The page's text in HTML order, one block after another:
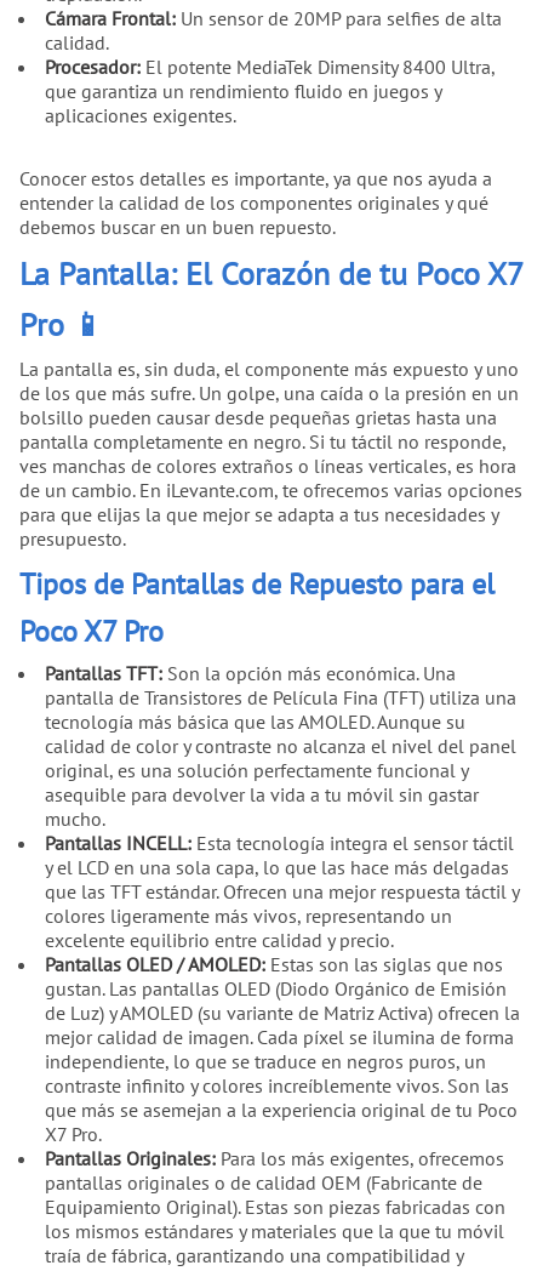
Cámara Frontal:Un sensor de 20MP para selfies de alta
calidad.
Procesador:El potente MediaTek Dimensity 8400 Ultra,
que garantiza un rendimiento fluido en juegos y
aplicaciones exigentes.
Conocer estos detalles es importante, ya que nos ayuda a
entender la calidad de los componentes originales y qué
debemos buscar en un buen repuesto.
La Pantalla: El Corazón de tu Poco X7
Pro 📱
La pantalla es, sin duda, el componente más expuesto y uno
de los que más sufre. Un golpe, una caída o la presión en un
bolsillo pueden causar desde pequeñas grietas hasta una
pantalla completamente en negro. Si tu táctil no responde,
ves manchas de colores extraños o líneas verticales, es hora
de un cambio. En iLevante.com, te ofrecemos varias opciones
para que elijas la que mejor se adapta a tus necesidades y
presupuesto.
Tipos de Pantallas de Repuesto para el
Poco X7 Pro
Pantallas TFT:Son la opción más económica. Una
pantalla de Transistores de Película Fina (TFT) utiliza una
tecnología más básica que las AMOLED. Aunque su
calidad de color y contraste no alcanza el nivel del panel
original, es una solución perfectamente funcional y
asequible para devolver la vida a tu móvil sin gastar
mucho.
Pantallas INCELL:Esta tecnología integra el sensor táctil
y el LCD en una sola capa, lo que las hace más delgadas
que las TFT estándar. Ofrecen una mejor respuesta táctil y
colores ligeramente más vivos, representando un
excelente equilibrio entre calidad y precio.
Pantallas OLED / AMOLED:Estas son las siglas que nos
gustan. Las pantallas OLED (Diodo Orgánico de Emisión
de Luz) y AMOLED (su variante de Matriz Activa) ofrecen la
mejor calidad de imagen. Cada píxel se ilumina de forma
independiente, lo que se traduce en negros puros, un
contraste infinito y colores increíblemente vivos. Son las
que más se asemejan a la experiencia original de tu Poco
X7 Pro.
Pantallas Originales:Para los más exigentes, ofrecemos
pantallas originales o de calidad OEM (Fabricante de
Equipamiento Original). Estas son piezas fabricadas con
los mismos estándares y materiales que la que tu móvil
traía de fábrica, garantizando una compatibilidad y